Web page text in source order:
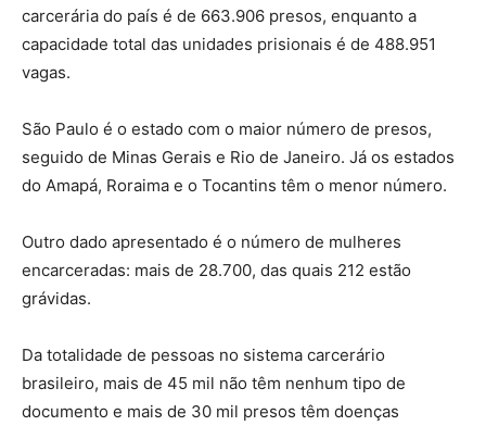
carcerária do país é de 663.906 presos, enquanto a
capacidade total das unidades prisionais é de 488.951
vagas.
São Paulo é o estado com o maior número de presos,
seguido de Minas Gerais e Rio de Janeiro. Já os estados
do Amapá, Roraima e o Tocantins têm o menor número.
Outro dado apresentado é o número de mulheres
encarceradas: mais de 28.700, das quais 212 estão
grávidas.
Da totalidade de pessoas no sistema carcerário
brasileiro, mais de 45 mil não têm nenhum tipo de
documento e mais de 30 mil presos têm doenças